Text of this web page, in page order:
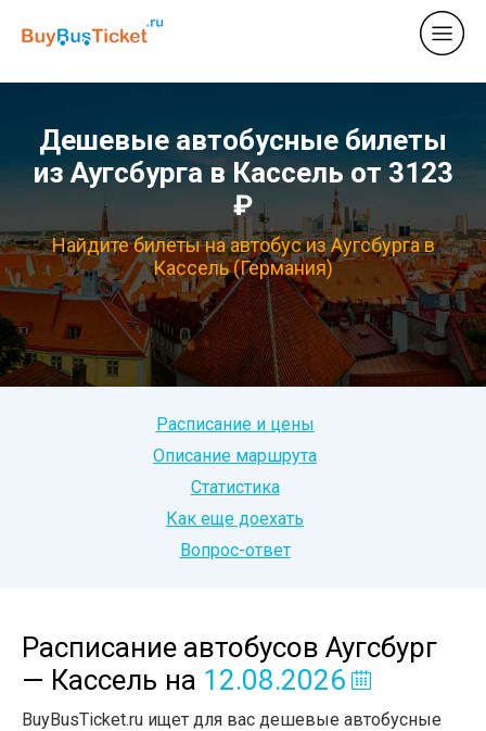
Дешевые автобусные билеты
из Аугсбурга в Кассель от 3123
₽
Найдите билеты на автобус из Аугсбурга в
Кассель (Германия)
Расписание и цены
Описание маршрута
Статистика
Как еще доехать
Вопрос-ответ
Расписание автобусов Аугсбург
— Кассель на 12.08.2026
BuyBusTicket.ru ищет для вас дешевые автобусные